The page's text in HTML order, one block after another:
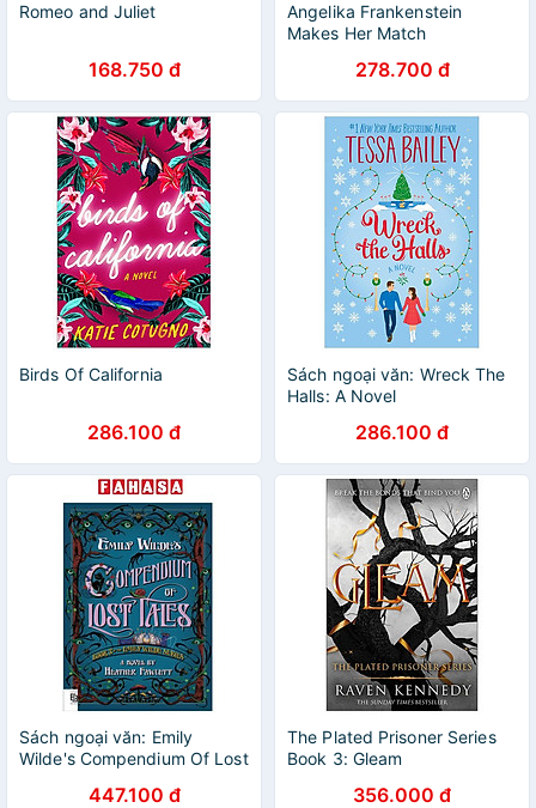
Romeo and Juliet
168.750 đ
Angelika Frankenstein
Makes Her Match
278.700 đ
Birds Of California
286.100 đ
Sách ngoại văn: Wreck The
Halls: A Novel
286.100 đ
Sách ngoại văn: Emily
Wilde's Compendium Of Lost
447.100 đ
The Plated Prisoner Series
Book 3: Gleam
356.000 đ